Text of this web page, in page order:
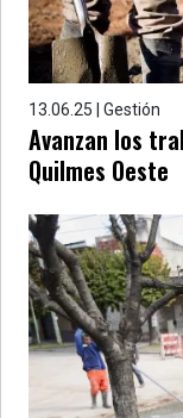
13.06.25 | Gestión
Avanzan los
Quilmes Oeste